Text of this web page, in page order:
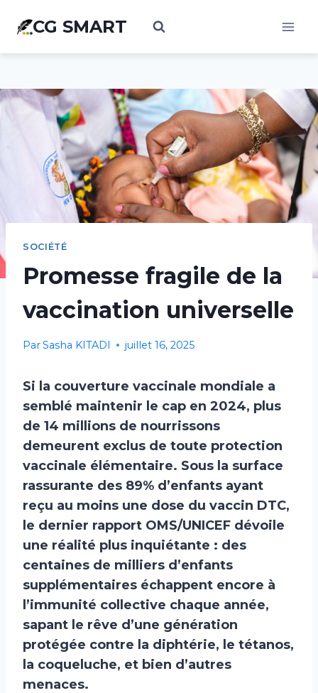
CG SMART
SOCIÉTÉ
Promesse fragile de la
vaccination universelle
ParSasha KITADI juillet 16, 2025
Si la couverture vaccinale mondiale a
semblé maintenir le cap en 2024, plus
de 14 millions de nourrissons
demeurent exclus de toute protection
vaccinale élémentaire. Sous la surface
rassurante des 89% d’enfants ayant
reçu au moins une dose du vaccin DTC,
le dernier rapport OMS/UNICEF dévoile
une réalité plus inquiétante : des
centaines de milliers d’enfants
supplémentaires échappent encore à
l’immunité collective chaque année,
sapant le rêve d’une génération
protégée contre la diphtérie, le tétanos,
la coqueluche, et bien d’autres
menaces.